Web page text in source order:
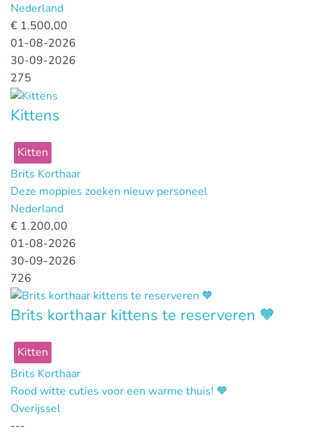
Nederland
€ 1.500,00
01-08-2026
30-09-2026
275
Kittens
Kitten
Brits Korthaar
Deze moppies zoeken nieuw personeel
Nederland
€ 1.200,00
01-08-2026
30-09-2026
726
Brits korthaar kittens te reserveren 🧡
Kitten
Brits Korthaar
Rood witte cuties voor een warme thuis! 🧡
Overijssel
---